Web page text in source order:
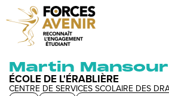
Martin Mansour
ÉCOLE DE L'ÉRABLIÈRE
CENTRE DE SERVICES SCOLAIRE DES